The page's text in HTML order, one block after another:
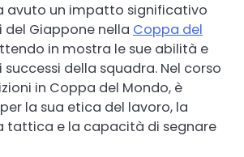
avuto un impatto significativo
del Giappone nella Coppa del
in mostra le sue abilità e
della squadra. Nel corso
in Coppa del Mondo, è
la sua etica del lavoro, la
tattica e la capacità di segnare